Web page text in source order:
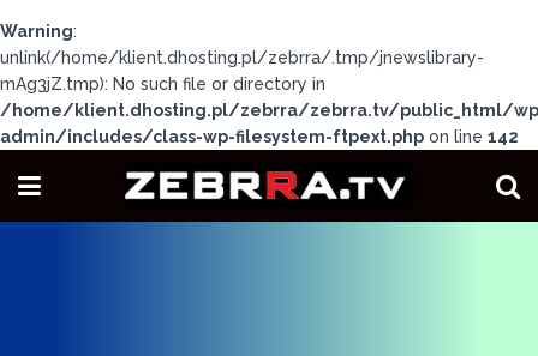
Warning:
unlink(/home/klient.dhosting.pl/zebrra/.tmp/jnewslibrary-
mAg3jZ.tmp): No such file or directory in
/home/klient.dhosting.pl/zebrra/zebrra.tv/public_html/
admin/includes/class-wp-filesystem-ftpext.php on line 142